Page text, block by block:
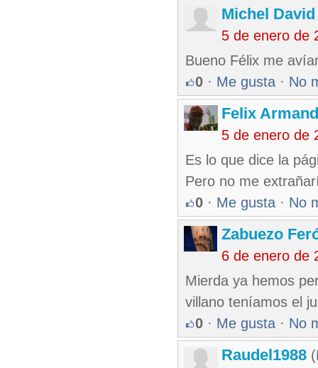
Michel
5 de enero de
Bueno Félix me
0 · Me gusta · No
Felix
5 de enero de
Es lo que dice la
Pero no me
0 · Me gusta · No
Zabuezo
6 de enero de
Mierda ya hemos
villano teníamos el
0 · Me gusta · No
Raudel1988